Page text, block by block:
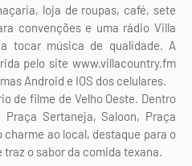
loja de roupas, café, sete
convenções e uma rádio Villa
tocar música de qualidade. A
pelo site www.villacountry.fm
Android e IOS dos celulares.
de filme de Velho Oeste. Dentro
Sertaneja, Saloon, Praça
charme ao local, destaque para o
o sabor da comida texana.